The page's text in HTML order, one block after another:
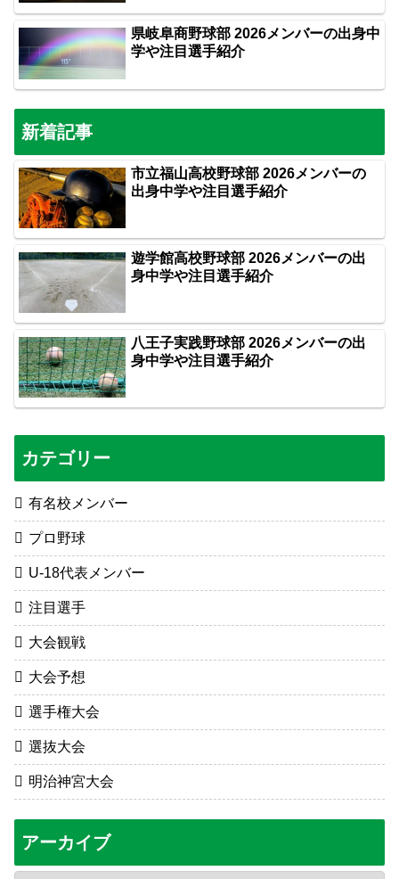
県岐阜商野球部 2026メンバーの出身中
学や注目選手紹介
新着記事
市立福山高校野球部 2026メンバーの
出身中学や注目選手紹介
遊学館高校野球部 2026メンバーの出
身中学や注目選手紹介
八王子実践野球部 2026メンバーの出
身中学や注目選手紹介
カテゴリー
有名校メンバー
プロ野球
U-18代表メンバー
注目選手
大会観戦
大会予想
選手権大会
選抜大会
明治神宮大会
アーカイブ